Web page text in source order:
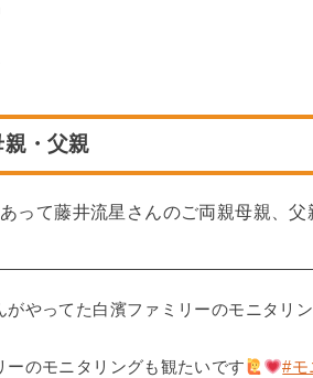
・父親
って藤井流星さんのご両親母親、父
がやってた白濱ファミリーのモニタリ
ーのモニタリングも観たいです
#モ